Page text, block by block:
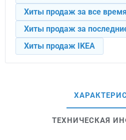
Хиты продаж за все время
Хиты продаж за
Хиты продаж IKEA
ТЕХНИЧЕСКАЯ